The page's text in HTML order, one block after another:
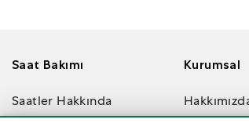
Saat Bakımı
Saatler Hakkında
SSS
Kurumsal